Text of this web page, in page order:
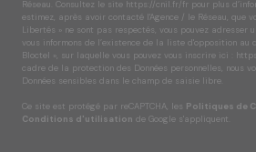
Réseau. Consultez le site https://cnil.fr/fr pour plus
estimez, après avoir contacté l'Agence / le Réseau, que
Libertés » ne sont pas respectés, vous pouvez adresser
vous informons de l’existence de la liste d'opposition au
Bloctel », sur laquelle vous pouvez vous inscrire ici :
cadre de la protection des Données personnelles, nous
Données sensibles dans le champ de saisie libre.
Ce site est protégé par reCAPTCHA, les Politiques de
Conditions d'utilisation de Google s'appliquent.